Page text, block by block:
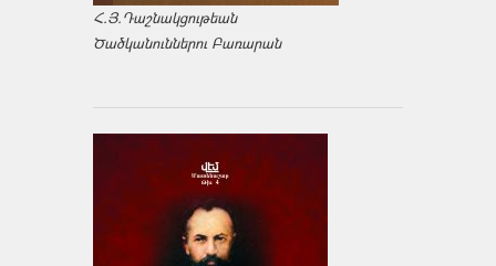
Հ.Յ.Դաշնակցութեան
Ծածկանուններու Բառարան